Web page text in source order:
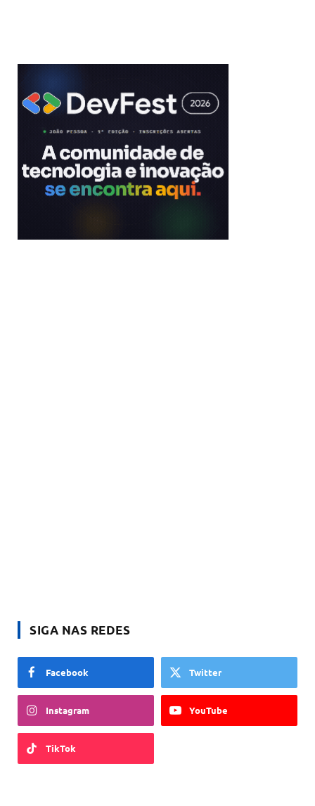
SIGA NAS REDES
Facebook Twitter
Instagram YouTube
TikTok